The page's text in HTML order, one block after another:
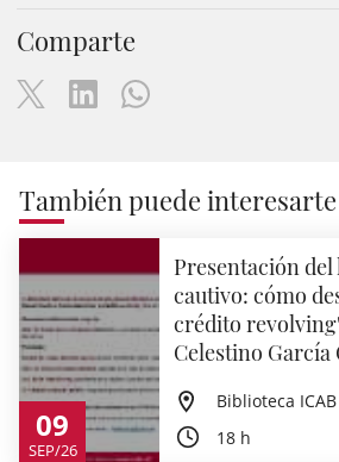
Comparte
También puede interesarte
09
SEP/26
Presentación
cautivo: cómo
crédito
Celestino García
Biblioteca ICAB
18 h